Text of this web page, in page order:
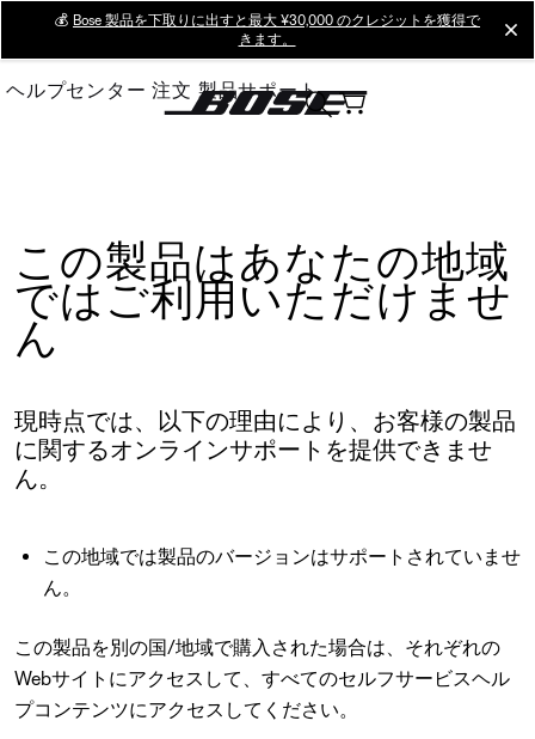
Main
💰 Bose 製品を下取りに出すと最大 ¥30,000 のクレジットを獲得で
きます。
ヘルプセンター 注文 製品サポート
この製品はあなたの地域
ではご利用いただけませ
ん
現時点では、以下の理由により、お客様の製品
に関するオンラインサポートを提供できませ
ん。
この地域では製品のバージョンはサポートされていませ
ん。
この製品を別の国/地域で購入された場合は、それぞれの
Webサイトにアクセスして、すべてのセルフサービスヘル
プコンテンツにアクセスしてください。